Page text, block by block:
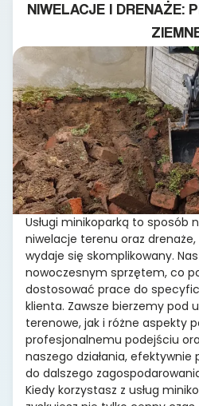
NIWELACJE I DRENAŻE:
Usługi minikoparką to sposób
niwelacje terenu oraz
wydaje się skomplikowany.
nowoczesnym sprzętem, co
dostosować prace do
klienta. Zawsze bierzemy pod
terenowe, jak i różne aspekty
profesjonalnemu podejściu
naszego działania,
do dalszego
Kiedy korzystasz z usług